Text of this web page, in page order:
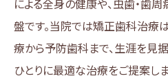
による全身の健康や、虫歯・歯
盤です。当院では矯正歯科治療
療から予防歯科まで、生涯を見
ひとりに最適な治療をご提案しま